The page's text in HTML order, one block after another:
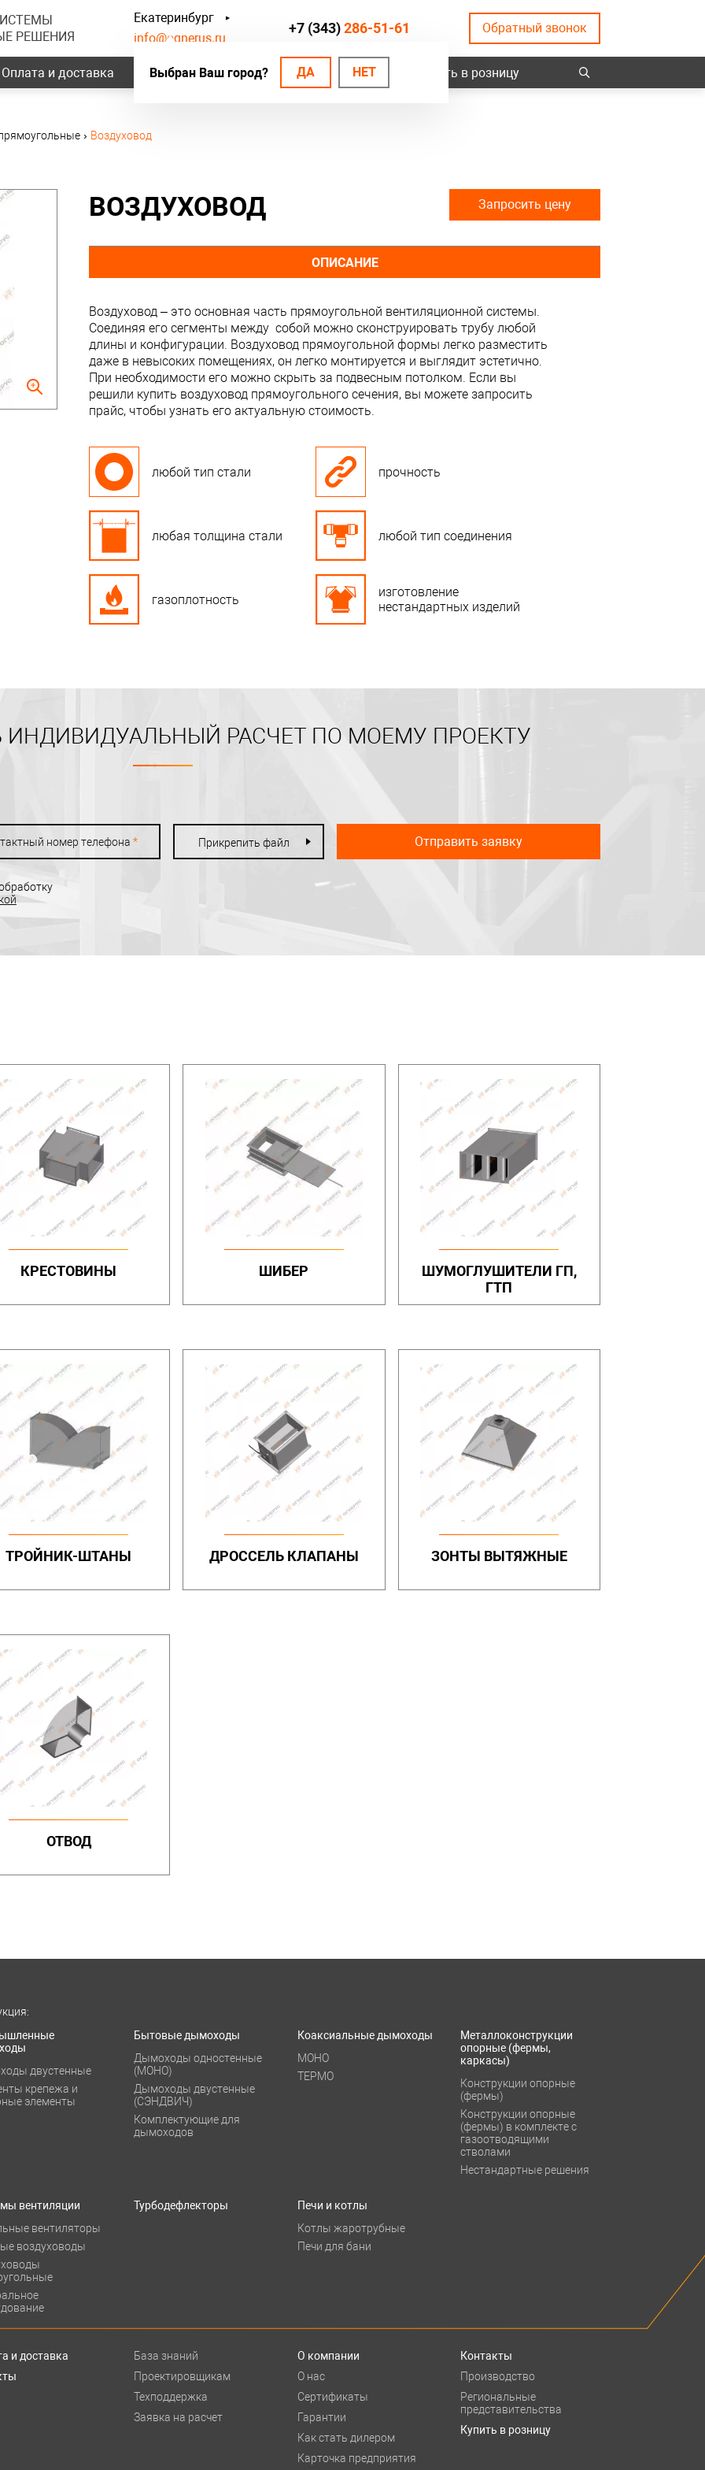
РЕШЕНИЯ
Екатеринбург
Выбран Ваш город? ДА НЕТ
info@ognerus.ru
+7 (343)286-51-61 Обратный звонок
Оплата и доставка Наши объекты Контакты Купить в розницу
› Воздуховод
ВОЗДУХОВОД Запросить цену
ОПИСАНИЕ
Воздуховод – это основная часть прямоугольной вентиляционной системы.
Соединяя его сегменты между собой можно сконструировать трубу любой
длины и конфигурации. Воздуховод прямоугольной формы легко разместить
даже в невысоких помещениях, он легко монтируется и выглядит эстетично.
При необходимости его можно скрыть за подвесным потолком. Если вы
решили купить воздуховод прямоугольного сечения, вы можете запросить
прайс, чтобы узнать его актуальную стоимость.
любой тип стали прочность
любая толщина стали любой тип соединения
газоплотность
изготовление
нестандартных изделий
ИНДИВИДУАЛЬНЫЙ РАСЧЕТ ПО МОЕМУ ПРОЕКТУ
номер телефона * Прикрепить файл Отправить заявку
КРЕСТОВИНЫ ШИБЕР
ШУМОГЛУШИТЕЛИ ГП,
ГТП
ТРОЙНИК-ШТАНЫ ДРОССЕЛЬ КЛАПАНЫ ЗОНТЫ ВЫТЯЖНЫЕ
ОТВОД
двустенные
крепежа и
элементы
Бытовые дымоходы
Дымоходы одностенные
(МОНО)
Дымоходы двустенные
(СЭНДВИЧ)
Комплектующие для
дымоходов
Коаксиальные дымоходы
МОНО
ТЕРМО
Металлоконструкции
опорные (фермы,
каркасы)
Конструкции опорные
(фермы)
Конструкции опорные
(фермы) в комплекте с
газоотводящими
стволами
Нестандартные решения
вентиляции
вентиляторы
воздуховоды
Турбодефлекторы
Печи и котлы
Котлы жаротрубные
Печи для бани
и доставка
База знаний
Проектировщикам
Техподдержка
Заявка на расчет
О компании
О нас
Сертификаты
Гарантии
Как стать дилером
Карточка предприятия
Контакты
Производство
Региональные
представительства
Купить в розницу